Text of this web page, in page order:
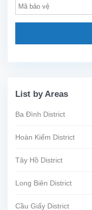
List by Areas
Ba Đình District
Hoàn Kiếm District
Tây Hồ District
Long Biên District
Cầu Giấy District